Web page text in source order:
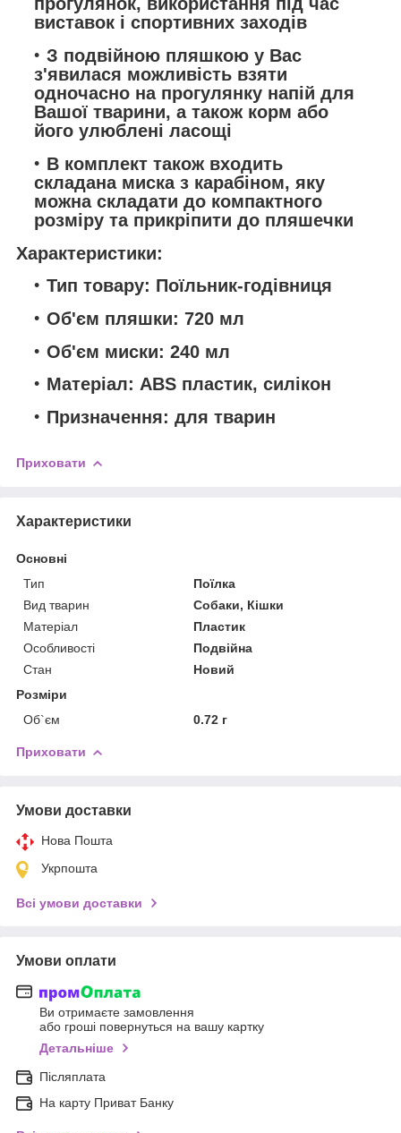
прогулянок, використання під час
виставок і спортивних заходів
З подвійною пляшкою у Вас
з'явилася можливість взяти
одночасно на прогулянку напій для
Вашої тварини, а також корм або
його улюблені ласощі
В комплект також входить
складана миска з карабіном, яку
можна складати до компактного
розміру та прикріпити до пляшечки
Характеристики:
Тип товару: Поїльник-годівниця
Об'єм пляшки: 720 мл
Об'єм миски: 240 мл
Матеріал: ABS пластик, силікон
Призначення: для тварин
Приховати
Характеристики
Основні
Тип
Поїлка
Вид тварин
Собаки, Кішки
Матеріал
Пластик
Особливості
Подвійна
Стан
Новий
Розміри
Об`єм
0.72 г
Приховати
Умови доставки
Нова Пошта
Укрпошта
Всі умови доставки
Умови оплати
Ви отримаєте замовлення
або гроші повернуться на вашу картку
Детальніше
Післяплата
На карту Приват Банку